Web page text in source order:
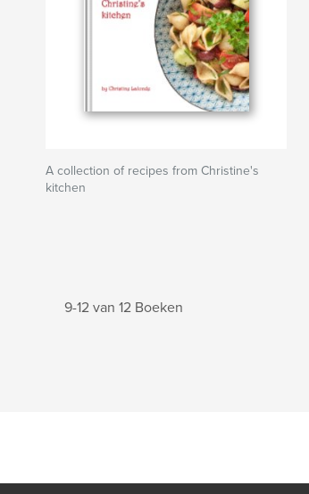
A collection of recipes from Christine's
kitchen
9-12 van 12 Boeken